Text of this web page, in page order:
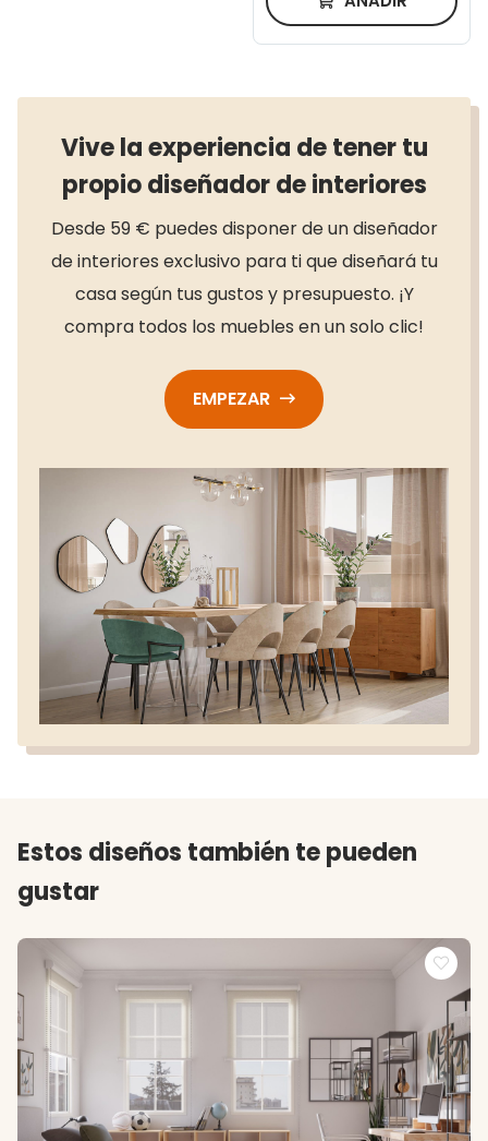
Vive la experiencia de tener tu
propio diseñador de interiores
Desde 59 € puedes disponer de un diseñador
de interiores exclusivo para ti que diseñará tu
casa según tus gustos y presupuesto. ¡Y
compra todos los muebles en un solo clic!
EMPEZAR
Estos diseños también te pueden
gustar